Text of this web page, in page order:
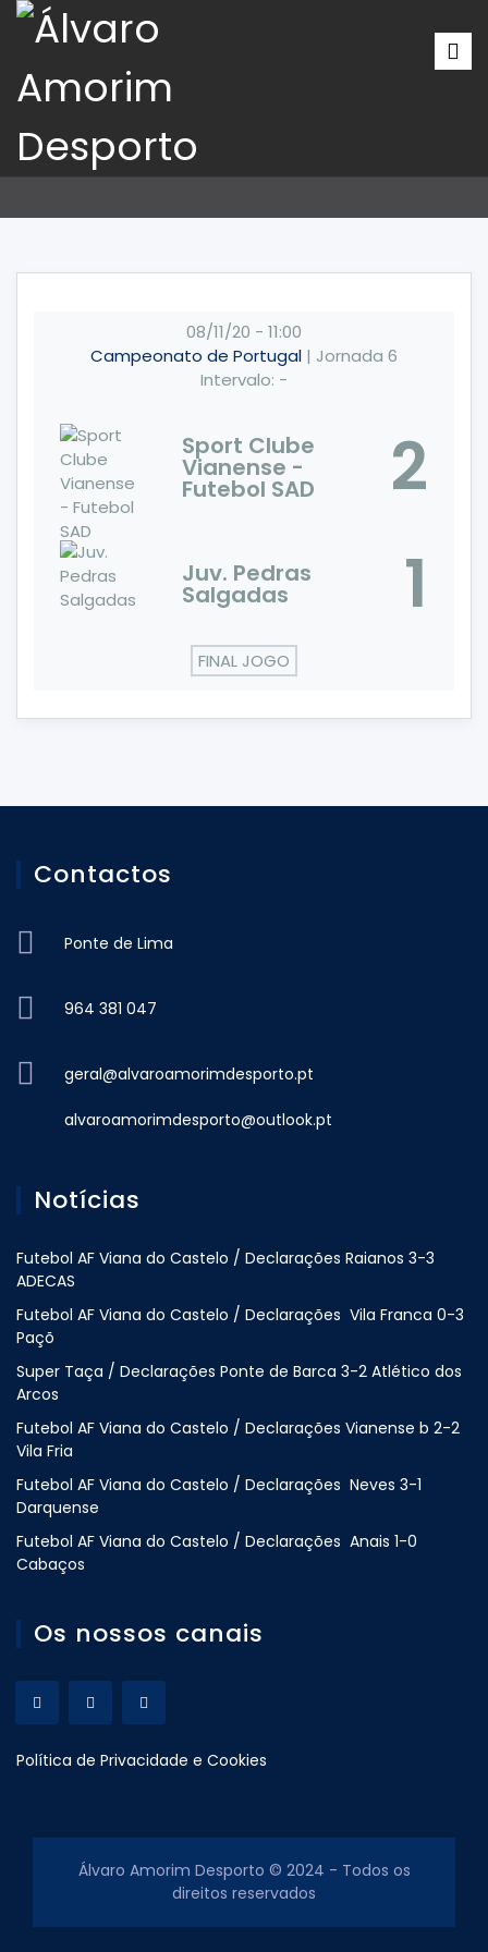
08/11/20 - 11:00
Campeonato de Portugal | Jornada 6
Intervalo: -
Sport Clube
Vianense -
Futebol SAD 2
Juv. Pedras
Salgadas 1
FINAL JOGO
Contactos
Ponte de Lima
964 381 047
geral@alvaroamorimdesporto.pt
alvaroamorimdesporto@outlook.pt
Notícias
Futebol AF Viana do Castelo / Declarações Raianos 3-3
ADECAS
Futebol AF Viana do Castelo / Declarações Vila Franca 0-3
Paçõ
Super Taça / Declarações Ponte de Barca 3-2 Atlético dos
Arcos
Futebol AF Viana do Castelo / Declarações Vianense b 2-2
Vila Fria
Futebol AF Viana do Castelo / Declarações Neves 3-1
Darquense
Futebol AF Viana do Castelo / Declarações Anais 1-0
Cabaços
Os nossos canais
Política de Privacidade e Cookies
Álvaro Amorim Desporto © 2024 - Todos os
direitos reservados